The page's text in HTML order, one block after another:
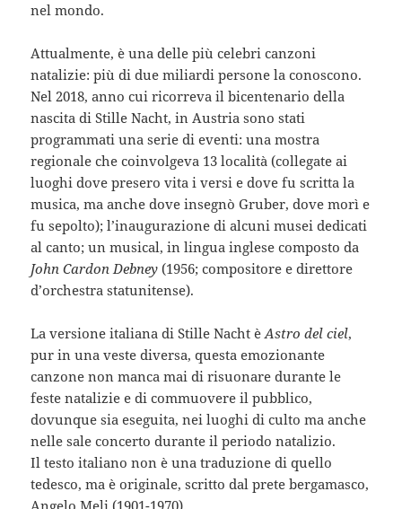
nel mondo.
Attualmente, è una delle più celebri canzoni
natalizie: più di due miliardi persone la conoscono.
Nel 2018, anno cui ricorreva il bicentenario della
nascita di Stille Nacht, in Austria sono stati
programmati una serie di eventi: una mostra
regionale che coinvolgeva 13 località (collegate ai
luoghi dove presero vita i versi e dove fu scritta la
musica, ma anche dove insegnò Gruber, dove morì e
fu sepolto); l’inaugurazione di alcuni musei dedicati
al canto; un musical, in lingua inglese composto da
John Cardon Debney (1956; compositore e direttore
d’orchestra statunitense).
La versione italiana di Stille Nacht èAstro del ciel,
pur in una veste diversa, questa emozionante
canzone non manca mai di risuonare durante le
feste natalizie e di commuovere il pubblico,
dovunque sia eseguita, nei luoghi di culto ma anche
nelle sale concerto durante il periodo natalizio.
Il testo italiano non è una traduzione di quello
tedesco, ma è originale, scritto dal prete bergamasco,
Angelo Meli (1901-1970).